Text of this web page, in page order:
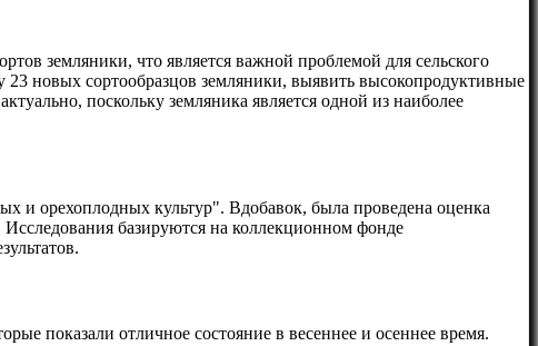
земляники, что является важной проблемой для сельского
новых сортообразцов земляники, выявить высокопродуктивные
поскольку земляника является одной из наиболее
и орехоплодных культур". Вдобавок, была проведена оценка
Исследования базируются на коллекционном фонде
показали отличное состояние в весеннее и осеннее время.